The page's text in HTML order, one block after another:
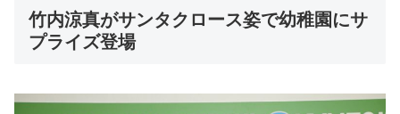
竹内涼真がサンタクロース姿で幼稚園にサ
プライズ登場